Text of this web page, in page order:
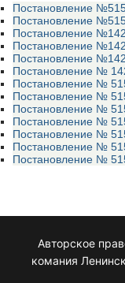
Постановление
Постановление
Постановление
Постановление
Постановление
Постановление №
Постановление №
Постановление №
Постановление №
Постановление №
Постановление №
Постановление №
Постановление №
Авторское
комания